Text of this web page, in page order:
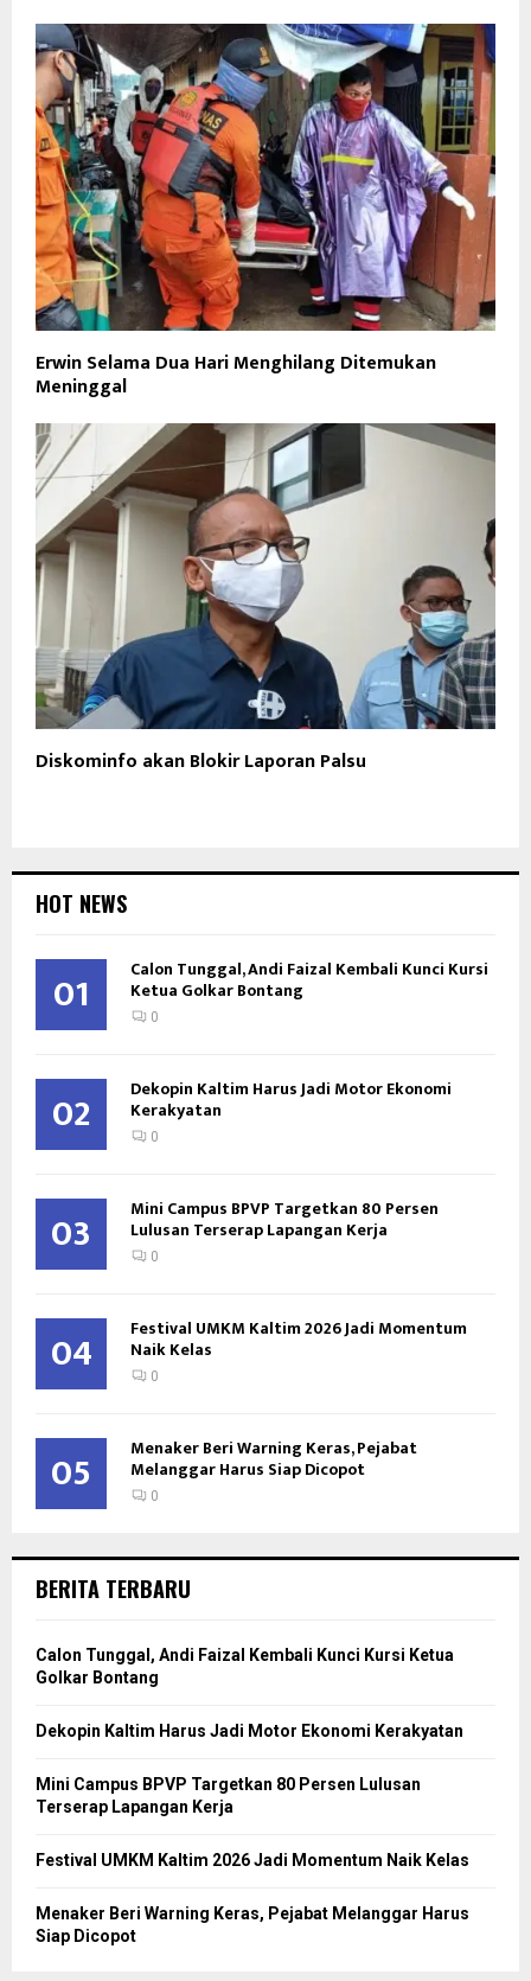
Erwin Selama Dua Hari Menghilang Ditemukan
Meninggal
Diskominfo akan Blokir Laporan Palsu
HOT NEWS
01 Calon Tunggal, Andi Faizal Kembali Kunci Kursi
Ketua Golkar Bontang
0
02 Dekopin Kaltim Harus Jadi Motor Ekonomi
Kerakyatan
0
03 Mini Campus BPVP Targetkan 80 Persen
Lulusan Terserap Lapangan Kerja
0
04 Festival UMKM Kaltim 2026 Jadi Momentum
Naik Kelas
0
05 Menaker Beri Warning Keras, Pejabat
Melanggar Harus Siap Dicopot
0
BERITA TERBARU
Calon Tunggal, Andi Faizal Kembali Kunci Kursi Ketua
Golkar Bontang
Dekopin Kaltim Harus Jadi Motor Ekonomi Kerakyatan
Mini Campus BPVP Targetkan 80 Persen Lulusan
Terserap Lapangan Kerja
Festival UMKM Kaltim 2026 Jadi Momentum Naik Kelas
Menaker Beri Warning Keras, Pejabat Melanggar Harus
Siap Dicopot